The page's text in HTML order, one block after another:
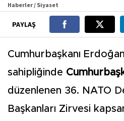
Haberler / Siyaset
PAYLAŞ
Cumhurbaşkanı
sahipliğinde
düzenlenen 36. NATO
Başkanları Zirvesi